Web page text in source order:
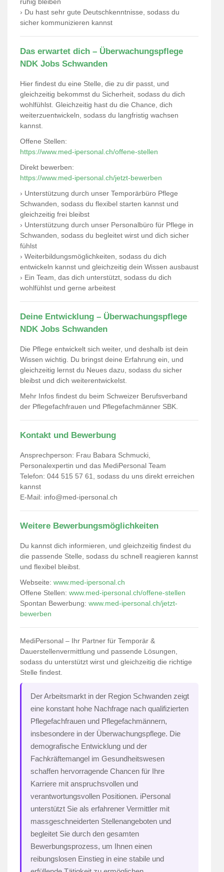
› Du hast sehr gute Deutschkenntnisse, sodass du
sicher kommunizieren kannst
Das erwartet dich – Überwachungspflege
NDK Jobs Schwanden
Hier findest du eine Stelle, die zu dir passt, und
gleichzeitig bekommst du Sicherheit, sodass du dich
wohlfühlst. Gleichzeitig hast du die Chance, dich
weiterzuentwickeln, sodass du langfristig wachsen
kannst.
Offene Stellen:
https://www.med-ipersonal.ch/offene-stellen
Direkt bewerben:
https://www.med-ipersonal.ch/jetzt-bewerben
› Unterstützung durch unser Temporärbüro Pflege
Schwanden, sodass du flexibel starten kannst und
gleichzeitig frei bleibst
› Unterstützung durch unser Personalbüro für Pflege in
Schwanden, sodass du begleitet wirst und dich sicher
fühlst
› Weiterbildungsmöglichkeiten, sodass du dich
entwickeln kannst und gleichzeitig dein Wissen ausbaust
› Ein Team, das dich unterstützt, sodass du dich
wohlfühlst und gerne arbeitest
Deine Entwicklung – Überwachungspflege
NDK Jobs Schwanden
Die Pflege entwickelt sich weiter, und deshalb ist dein
Wissen wichtig. Du bringst deine Erfahrung ein, und
gleichzeitig lernst du Neues dazu, sodass du sicher
bleibst und dich weiterentwickelst.
Mehr Infos findest du beim Schweizer Berufsverband
der Pflegefachfrauen und Pflegefachmänner SBK
Kontakt und Bewerbung
Ansprechperson: Frau Babara Schmucki,
Personalexpertin und das MediPersonal Team
Telefon: 044 515 57 61, sodass du uns direkt erreichen
kannst
E-Mail: info@med-ipersonal.ch
Weitere Bewerbungsmöglichkeiten
Du kannst dich informieren, und gleichzeitig findest du
die passende Stelle, sodass du schnell reagieren kannst
und flexibel bleibst.
Webseite: www.med-ipersonal.ch
Offene Stellen: www.med-ipersonal.ch/offene-stellen
Spontan Bewerbung: www.med-ipersonal.ch/jetzt-
bewerben
MediPersonal – Ihr Partner für Temporär &
Dauerstellenvermittlung und passende Lösungen,
sodass du unterstützt wirst und gleichzeitig die richtige
Stelle findest.
Der Arbeitsmarkt in der Region Schwanden zeigt
eine konstant hohe Nachfrage nach qualifizierten
Pflegefachfrauen und Pflegefachmännern,
insbesondere in der Überwachungspflege. Die
demografische Entwicklung und der
Fachkräftemangel im Gesundheitswesen
schaffen hervorragende Chancen für Ihre
Karriere mit anspruchsvollen und
verantwortungsvollen Positionen. iPersonal
unterstützt Sie als erfahrener Vermittler mit
massgeschneiderten Stellenangeboten und
begleitet Sie durch den gesamten
Bewerbungsprozess, um Ihnen einen
reibungslosen Einstieg in eine stabile und